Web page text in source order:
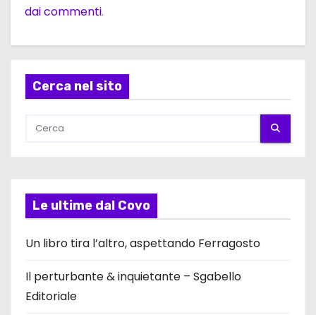
dai commenti.
Cerca nel sito
Le ultime dal Covo
Un libro tira l’altro, aspettando Ferragosto
Il perturbante & inquietante – Sgabello
Editoriale